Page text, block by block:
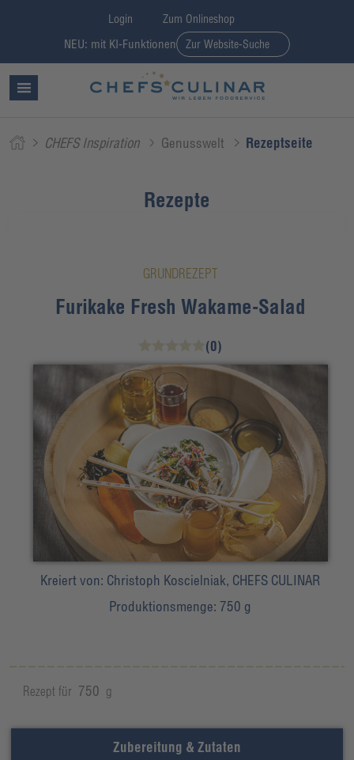
Login Zum Onlineshop
NEU: mit KI-Funktionen Zur Website-Suche
CHEFS Inspiration Genusswelt Rezeptseite
Rezepte
GRUNDREZEPT
Furikake Fresh Wakame-Salad
(0)
Kreiert von: Christoph Koscielniak, CHEFS CULINAR
Produktionsmenge: 750 g
Rezept für 750 g
Zubereitung & Zutaten